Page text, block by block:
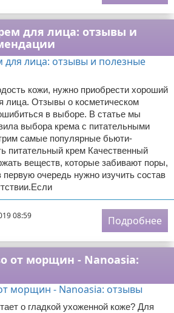
для лица: отзывы и
кожи, нужно приобрести хороший
лица. Отзывы о косметическом
в выборе. В статье мы
выбора крема с питательными
самые популярные бьюти-
питательный крем Качественный
веществ, которые забивают поры,
очередь нужно изучить состав
08:59
Подробнее
от морщин - Nanoasia:
о гладкой ухоженной коже? Для